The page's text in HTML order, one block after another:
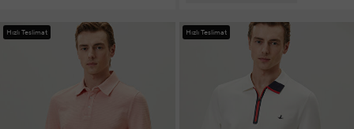
Hızlı Teslimat Hızlı Teslimat